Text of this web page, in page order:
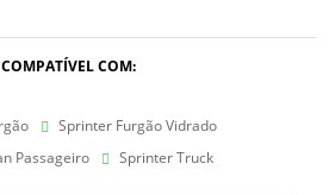
COMPATÍVEL COM:
Sprinter Furgão Vidrado
Passageiro
Sprinter Truck